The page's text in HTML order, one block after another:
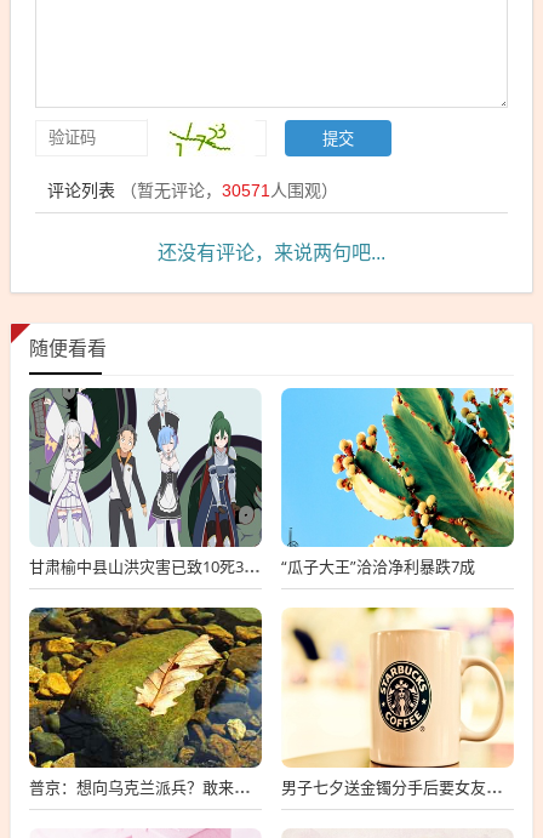
评论列表 （暂无评论， 30571 人围观）
还没有评论，来说两句吧...
随便看看
甘肃榆中县山洪灾害已致10死33失联 “瓜子大王”洽洽净利暴跌7成
普京：想向乌克兰派兵？敢来就打，普京，敢派兵到乌克兰，将面临严厉反击 男子七夕送金镯分手后要女友还钱